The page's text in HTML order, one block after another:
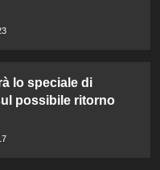
lo speciale di
possibile ritorno